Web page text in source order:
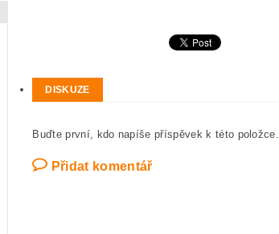
DISKUZE
Buďte první, kdo napíše příspěvek k této položce.
Přidat komentář